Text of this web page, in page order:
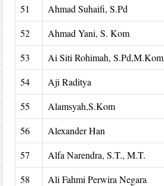
51
Ahmad Suhaifi, S.Pd
52
Ahmad Yani, S. Kom
53
Ai Siti Rohimah, S.Pd,M.Kom
54
Aji Raditya
55
Alamsyah,S.Kom
56
Alexander Han
57
Alfa Narendra, S.T., M.T.
58
Ali Fahmi Perwira Negara